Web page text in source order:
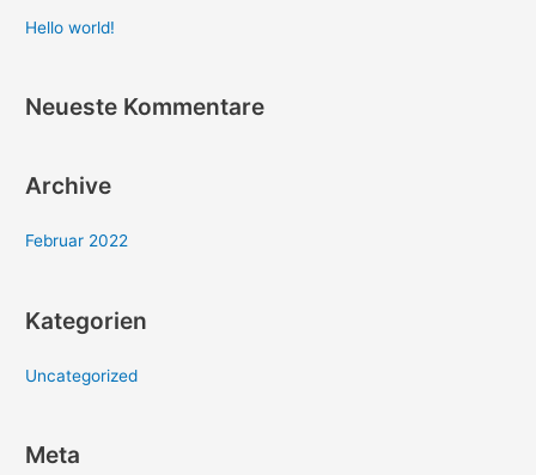
a
h
Hello world!
Neueste Kommentare
Archive
Februar 2022
Kategorien
Uncategorized
Meta